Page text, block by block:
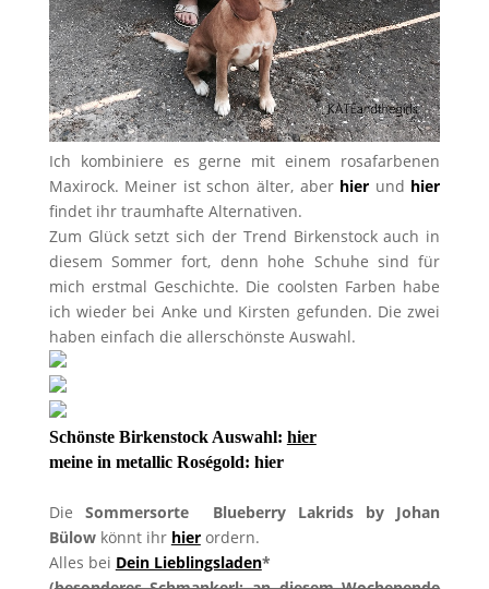
Ich kombiniere es gerne mit einem rosafarbenen
Maxirock. Meiner ist schon älter, aber hier und hier
findet ihr traumhafte Alternativen.
Zum Glück setzt sich der Trend Birkenstock auch in
diesem Sommer fort, denn hohe Schuhe sind für
mich erstmal Geschichte. Die coolsten Farben habe
ich wieder bei Anke und Kirsten gefunden. Die zwei
haben einfach die allerschönste Auswahl.
Schönste Birkenstock Auswahl: hier
meine in metallic Roségold: hier
Die Sommersorte Blueberry Lakrids by Johan
Bülowkönnt ihr hierordern.
Alles bei Dein Lieblingsladen*